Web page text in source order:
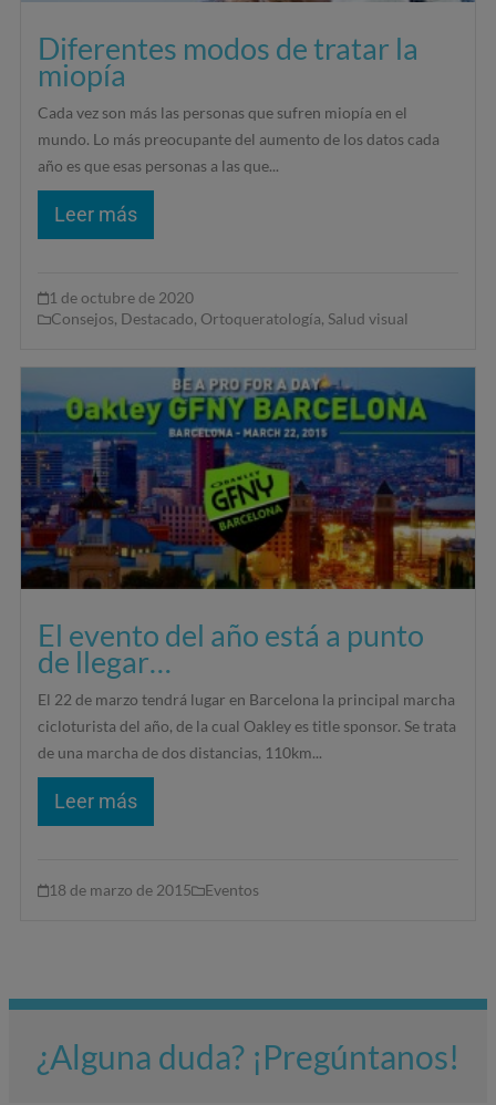
Diferentes modos de tratar la
miopía
Cada vez son más las personas que sufren miopía en el
mundo. Lo más preocupante del aumento de los datos cada
año es que esas personas a las que...
Leer más
1 de octubre de 2020
Consejos, Destacado, Ortoqueratología, Salud visual
El evento del año está a punto
de llegar…
El 22 de marzo tendrá lugar en Barcelona la principal marcha
cicloturista del año, de la cual Oakley es title sponsor. Se trata
de una marcha de dos distancias, 110km...
Leer más
18 de marzo de 2015 Eventos
¿Alguna duda? ¡Pregúntanos!